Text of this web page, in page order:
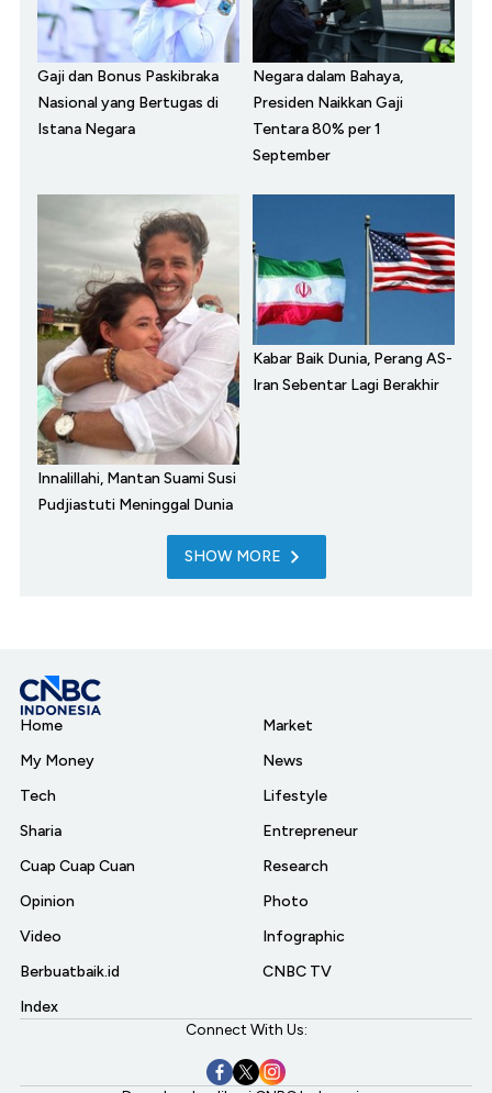
Gaji dan Bonus Paskibraka
Nasional yang Bertugas di
Istana Negara
Negara dalam Bahaya,
Presiden Naikkan Gaji
Tentara 80% per 1
September
Innalillahi, Mantan Suami Susi
Pudjiastuti Meninggal Dunia
Kabar Baik Dunia, Perang AS-
Iran Sebentar Lagi Berakhir
SHOW MORE
Home
My Money
Tech
Sharia
Cuap Cuap Cuan
Opinion
Video
Berbuatbaik.id
Index
Market
News
Lifestyle
Entrepreneur
Research
Photo
Infographic
CNBC TV
Connect With Us: